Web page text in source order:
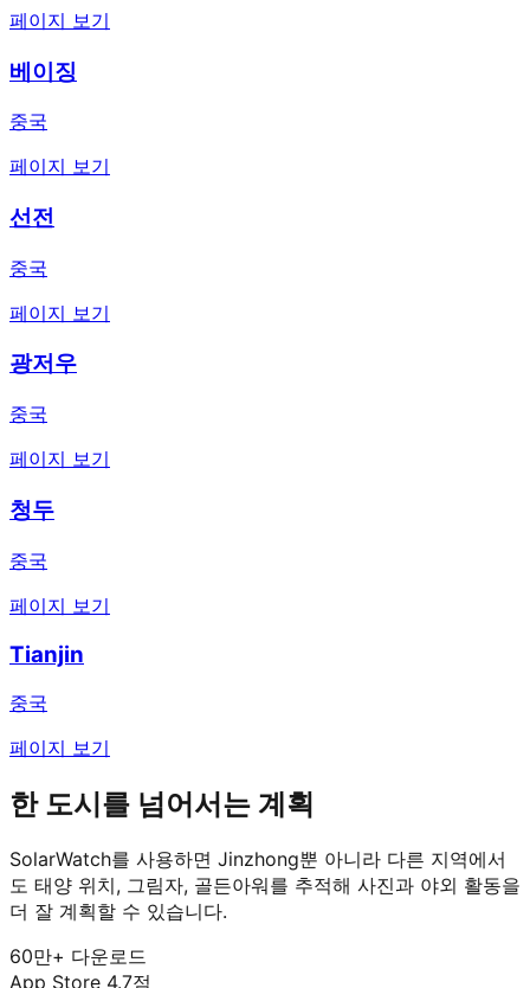
페이지 보기
베이징
중국
페이지 보기
선전
중국
페이지 보기
광저우
중국
페이지 보기
청두
중국
페이지 보기
Tianjin
중국
페이지 보기
한 도시를 넘어서는 계획
SolarWatch를 사용하면 Jinzhong뿐 아니라 다른 지역에서
도 태양 위치, 그림자, 골든아워를 추적해 사진과 야외 활동을
더 잘 계획할 수 있습니다.
60만+ 다운로드
App Store 4.7점